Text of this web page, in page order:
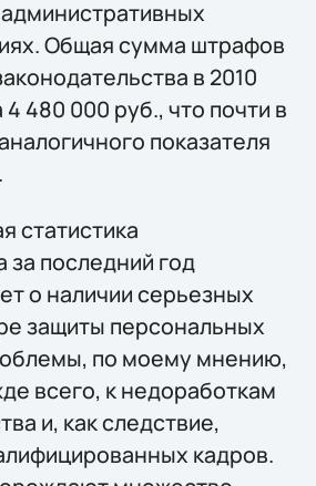
Общая сумма штрафов
в 2010
4 480 000 руб., что почти в
показателя
статистика
последний год
о наличии серьезных
защиты персональных
по моему мнению,
всего, к недоработкам
и, как следствие,
кадров.